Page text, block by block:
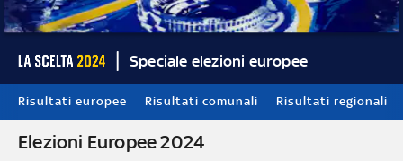
Speciale elezioni europee
Risultati europee Risultati comunali Risultati regionali
Elezioni Europee 2024